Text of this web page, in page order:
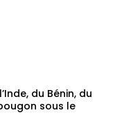
du Bénin, du
sous le